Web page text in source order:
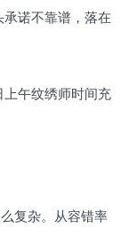
诺不靠谱，落在
午纹绣师时间充
复杂。从容错率